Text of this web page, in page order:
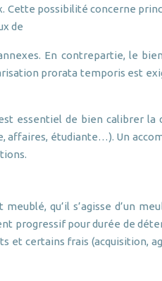
Cette possibilité concerne
de
En contrepartie, le
prorata temporis est
essentiel de bien calibrer la
affaires, étudiante…). Un
qu’il s’agisse d’un
progressif pour durée de
et certains frais (acquisition,